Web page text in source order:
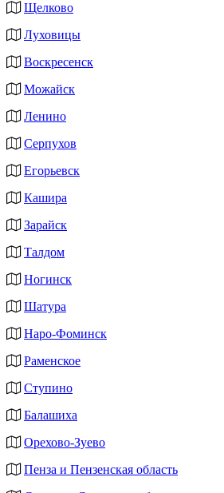
Щелково
Луховицы
Воскресенск
Можайск
Ленино
Серпухов
Егорьевск
Кашира
Зарайск
Талдом
Ногинск
Шатура
Наро-Фоминск
Раменское
Ступино
Балашиха
Орехово-Зуево
Пенза и Пензенская область